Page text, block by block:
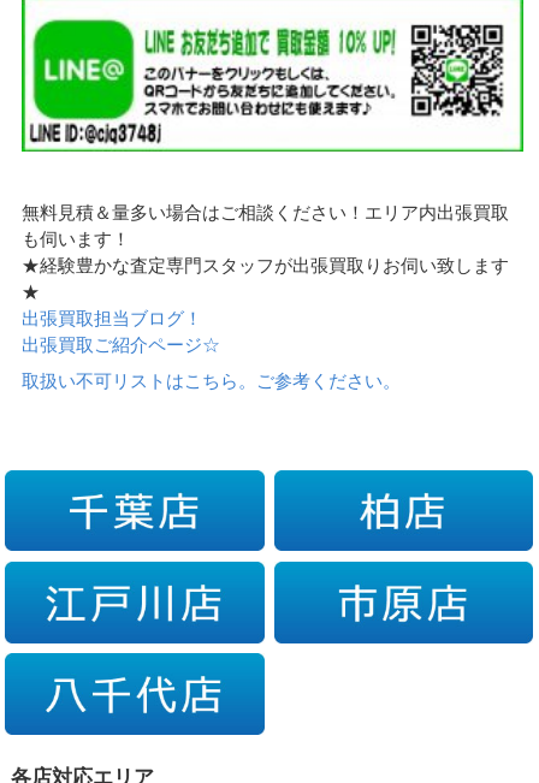
無料見積＆量多い場合はご相談ください！エリア内出張買取
も伺います！
★経験豊かな査定専門スタッフが出張買取りお伺い致します
★
出張買取担当ブログ！
出張買取ご紹介ページ☆
取扱い不可リストはこちら。ご参考ください。
各店対応エリア